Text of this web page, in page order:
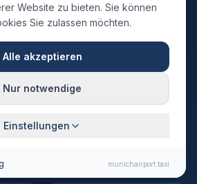
i.OB→
München
· 91 km · ca. 72 Min. Fahrtzeit
Website zu bieten. Sie können
Sie zulassen möchten.
Alle akzeptieren
Nur notwendige
Einstellungen
munichairport.taxi